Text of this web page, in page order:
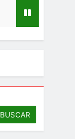
6 Meses Ago
BUSCAR